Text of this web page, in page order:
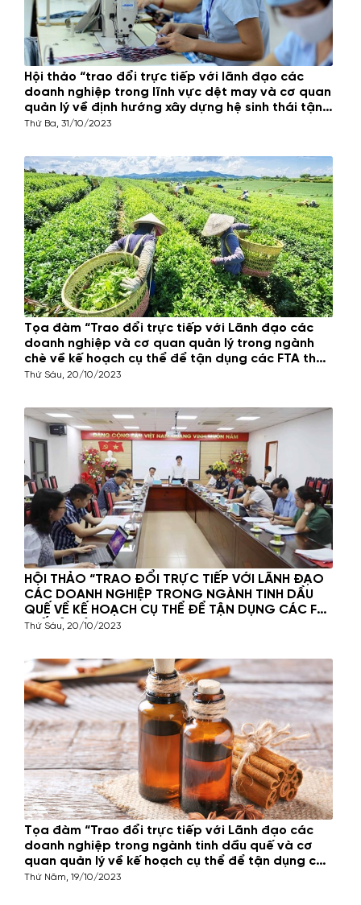
Hội thảo “trao đổi trực tiếp với lãnh đạo các
doanh nghiệp trong lĩnh vực dệt may và cơ quan
quản lý về định hướng xây dựng hệ sinh thái tận
dụng các FTA thế hệ mới”
Thứ Ba, 31/10/2023
Tọa đàm “Trao đổi trực tiếp với Lãnh đạo các
doanh nghiệp và cơ quan quản lý trong ngành
chè về kế hoạch cụ thể để tận dụng các FTA thế
hệ mới”
Thứ Sáu, 20/10/2023
HỘI THẢO “TRAO ĐỔI TRỰC TIẾP VỚI LÃNH ĐẠO
CÁC DOANH NGHIỆP TRONG NGÀNH TINH DẦU
QUẾ VỀ KẾ HOẠCH CỤ THỂ ĐỂ TẬN DỤNG CÁC FTA
THẾ HỆ MỚI”
Thứ Sáu, 20/10/2023
Tọa đàm “Trao đổi trực tiếp với Lãnh đạo các
doanh nghiệp trong ngành tinh dầu quế và cơ
quan quản lý về kế hoạch cụ thể để tận dụng các
FTA thế hệ mới”
Thứ Năm, 19/10/2023